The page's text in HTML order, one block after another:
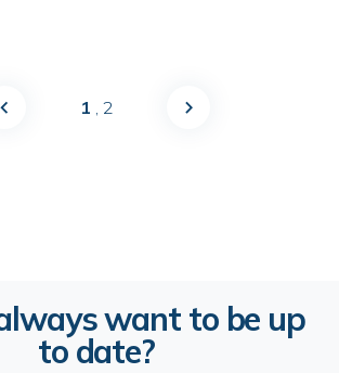
1 , 2
want to be up
to date?